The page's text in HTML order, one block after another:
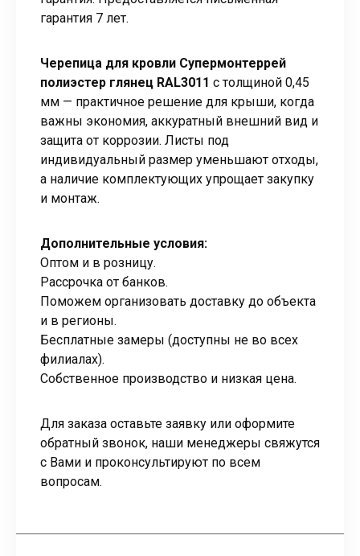
гарантия 7 лет.
Черепица для кровли Супермонтеррей
полиэстер глянец RAL3011 с толщиной 0,45
мм — практичное решение для крыши, когда
важны экономия, аккуратный внешний вид и
защита от коррозии. Листы под
индивидуальный размер уменьшают отходы,
а наличие комплектующих упрощает закупку
и монтаж.
Дополнительные условия:
Оптом и в розницу.
Рассрочка от банков.
Поможем организовать доставку до объекта
и в регионы.
Бесплатные замеры (доступны не во всех
филиалах).
Собственное производство и низкая цена.
Для заказа оставьте заявку или оформите
обратный звонок, наши менеджеры свяжутся
с Вами и проконсультируют по всем
вопросам.